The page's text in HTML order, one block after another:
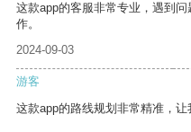
这款app的客服非常专业，遇到
作。
2024-09-03
游客
这款app的路线规划非常精准，让